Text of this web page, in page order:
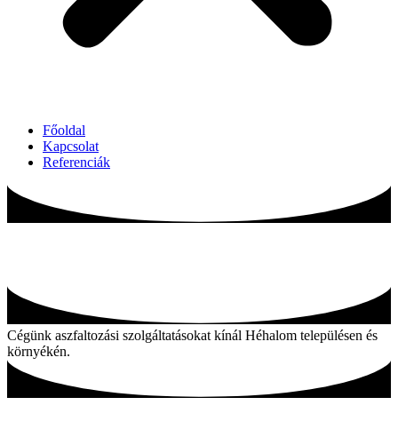
Főoldal
Kapcsolat
Referenciák
Cégünk aszfaltozási szolgáltatásokat kínál Héhalom településen és
környékén.